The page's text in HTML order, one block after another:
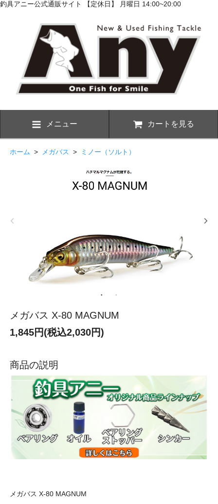
釣具アニー公式通販サイト 【定休日】 月曜日 14:00~20:00
メニュー カートを見る
ホーム > メガバス > ミノー（ソルト）
メガバス X-80 MAGNUM
1,845円(税込2,030円)
商品の説明
メガバス X-80 MAGNUM